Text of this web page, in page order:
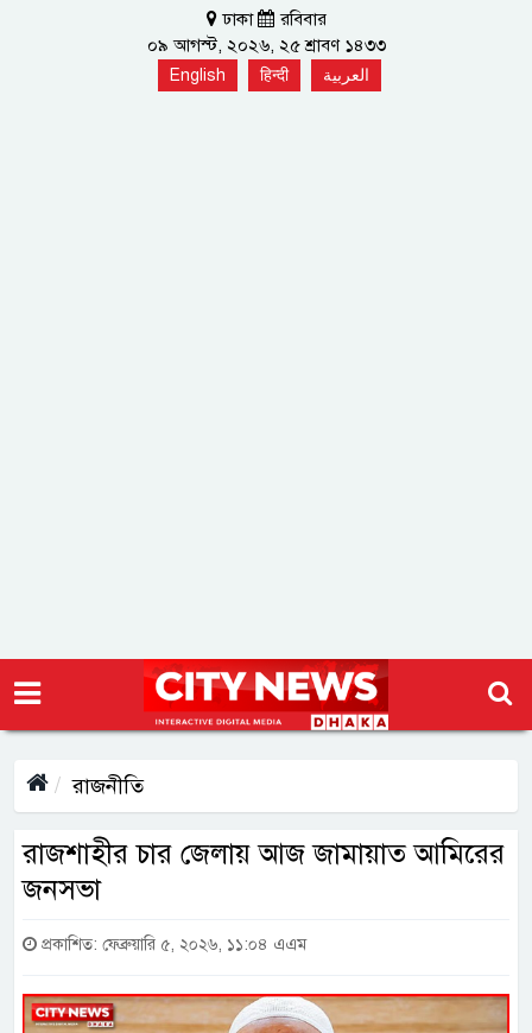
ঢাকা
রবিবার
০৯ আগস্ট, ২০২৬, ২৫ শ্রাবণ ১৪৩৩
English हिन्दी العربية
রাজনীতি
রাজশাহীর চার জেলায় আজ জামায়াত আমিরের
জনসভা
প্রকাশিত: ফেব্রুয়ারি ৫, ২০২৬, ১১:০৪ এএম